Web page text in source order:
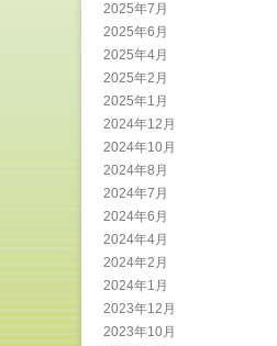
2025年7月
2025年6月
2025年4月
2025年2月
2025年1月
2024年12月
2024年10月
2024年8月
2024年7月
2024年6月
2024年4月
2024年2月
2024年1月
2023年12月
2023年10月